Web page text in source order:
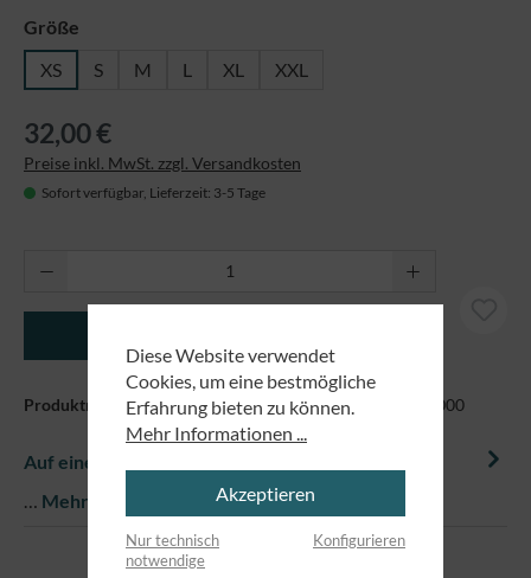
Größe
XS
S M L XL XXL
32,00 €
Preise inkl. MwSt. zzgl. Versandkosten
Sofort verfügbar, Lieferzeit: 3-5 Tage
Produkt Anzahl: Gib den gewünschten
Produktnummer:EM-STTW172-Nispero-D GrößeXS 15000
Auf einem Blick
… Mehr
Diese Website verwendet
Cookies, um eine bestmögliche
Erfahrung bieten zu können.
Mehr Informationen ...
Akzeptieren
Nur technisch
notwendige
Konfigurieren